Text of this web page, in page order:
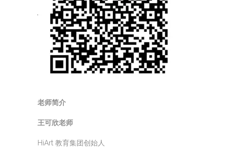
老师简介
王可欣老师
HiArt 教育集团创始人